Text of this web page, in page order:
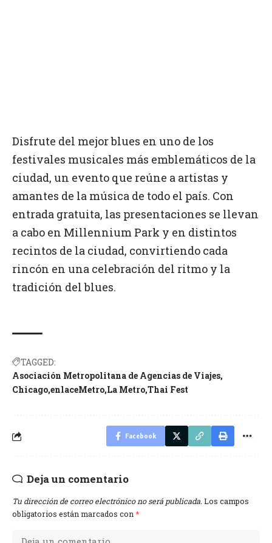
Disfrute del mejor blues en uno de los
festivales musicales más emblemáticos de la
ciudad, un evento que reúne a artistas y
amantes de la música de todo el país. Con
entrada gratuita, las presentaciones se llevan
a cabo en Millennium Park y en distintos
recintos de la ciudad, convirtiendo cada
rincón en una celebración del ritmo y la
tradición del blues.
TAGGED:
Asociación Metropolitana de Agencias de Viajes
Chicago enlaceMetro La Metro Thai Fest
Facebook
Deja un comentario
Tu dirección de correo electrónico no será publicada.Los campos
obligatorios están marcados con *